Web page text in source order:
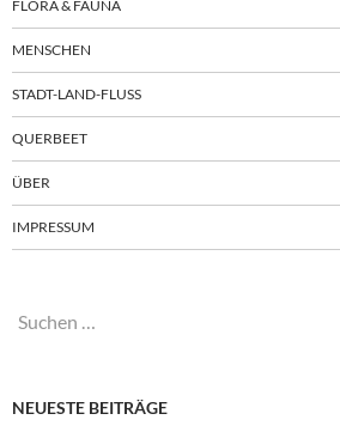
FLORA & FAUNA
MENSCHEN
STADT-LAND-FLUSS
QUERBEET
ÜBER
IMPRESSUM
Suchen
NEUESTE BEITRÄGE